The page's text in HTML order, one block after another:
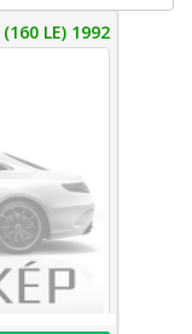
(160 LE) 1992